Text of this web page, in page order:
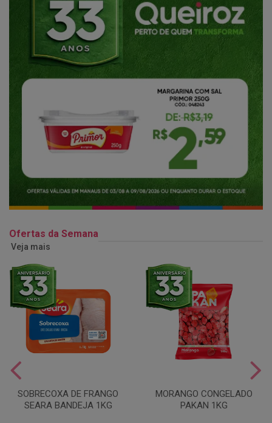
Ofertas da Semana
Veja mais
SOBRECOXA DE FRANGO
SEARA BANDEJA 1KG
MORANGO CONGELADO
PAKAN 1KG